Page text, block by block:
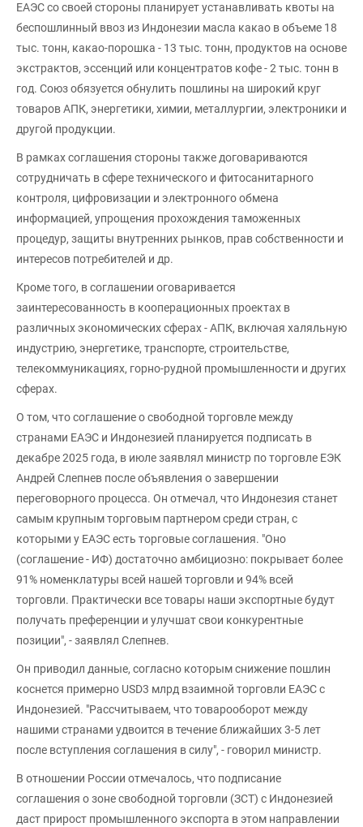
ЕАЭС со своей стороны планирует устанавливать квоты на
беспошлинный ввоз из Индонезии масла какао в объеме 18
тыс. тонн, какао-порошка - 13 тыс. тонн, продуктов на основе
экстрактов, эссенций или концентратов кофе - 2 тыс. тонн в
год. Союз обязуется обнулить пошлины на широкий круг
товаров АПК, энергетики, химии, металлургии, электроники и
другой продукции.
В рамках соглашения стороны также договариваются
сотрудничать в сфере технического и фитосанитарного
контроля, цифровизации и электронного обмена
информацией, упрощения прохождения таможенных
процедур, защиты внутренних рынков, прав собственности и
интересов потребителей и др.
Кроме того, в соглашении оговаривается
заинтересованность в кооперационных проектах в
различных экономических сферах - АПК, включая халяльную
индустрию, энергетике, транспорте, строительстве,
телекоммуникациях, горно-рудной промышленности и других
сферах.
О том, что соглашение о свободной торговле между
странами ЕАЭС и Индонезией планируется подписать в
декабре 2025 года, в июле заявлял министр по торговле ЕЭК
Андрей Слепнев после объявления о завершении
переговорного процесса. Он отмечал, что Индонезия станет
самым крупным торговым партнером среди стран, с
которыми у ЕАЭС есть торговые соглашения. "Оно
(соглашение - ИФ) достаточно амбициозно: покрывает более
91% номенклатуры всей нашей торговли и 94% всей
торговли. Практически все товары наши экспортные будут
получать преференции и улучшат свои конкурентные
позиции", - заявлял Слепнев.
Он приводил данные, согласно которым снижение пошлин
коснется примерно USD3 млрд взаимной торговли ЕАЭС с
Индонезией. "Рассчитываем, что товарооборот между
нашими странами удвоится в течение ближайших 3-5 лет
после вступления соглашения в силу", - говорил министр.
В отношении России отмечалось, что подписание
соглашения о зоне свободной торговли (ЗСТ) с Индонезией
даст прирост промышленного экспорта в этом направлении